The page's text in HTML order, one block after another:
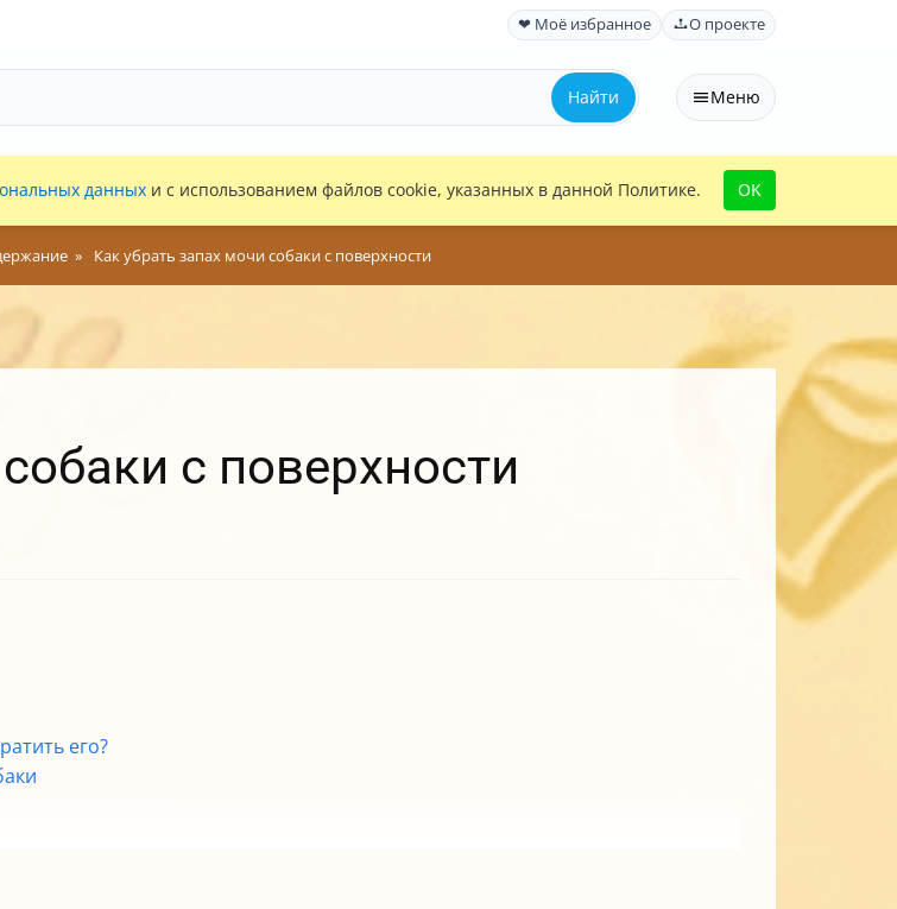
❤ Моё избранное О проекте
Найти Меню
данных и с использованием файлов cookie, указанных в данной Политике. OK
Как убрать запах мочи собаки с поверхности
с поверхности
его?
запаха